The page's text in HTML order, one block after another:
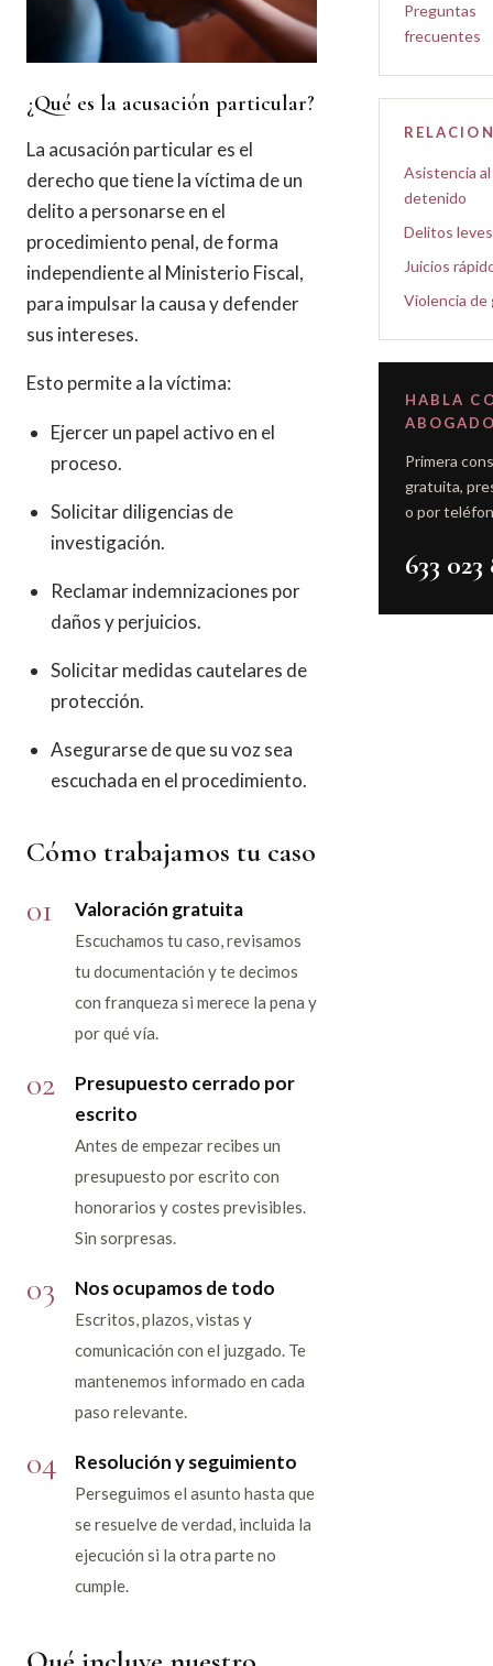
¿Qué es la acusación particular?
La acusación particular es el
derecho que tiene la víctima de un
delito a personarse en el
procedimiento penal, de forma
independiente al Ministerio Fiscal,
para impulsar la causa y defender
sus intereses.
Esto permite a la víctima:
Ejercer un papel activo en el
proceso.
Solicitar diligencias de
investigación.
Reclamar indemnizaciones por
daños y perjuicios.
Solicitar medidas cautelares de
protección.
Asegurarse de que su voz sea
escuchada en el procedimiento.
Cómo trabajamos tu caso
01 Valoración gratuita
Escuchamos tu caso, revisamos
tu documentación y te decimos
con franqueza si merece la pena y
por qué vía.
02
Presupuesto cerrado por
escrito
Antes de empezar recibes un
presupuesto por escrito con
honorarios y costes previsibles.
Sin sorpresas.
03 Nos ocupamos de todo
Escritos, plazos, vistas y
comunicación con el juzgado. Te
mantenemos informado en cada
paso relevante.
04 Resolución y seguimiento
Perseguimos el asunto hasta que
se resuelve de verdad, incluida la
ejecución si la otra parte no
cumple.
Preguntas
frecuentes
Asistencia al
detenido
Delitos leves
Juicios
Violencia de
HABLA
Primera
gratuita,
o por
633 023